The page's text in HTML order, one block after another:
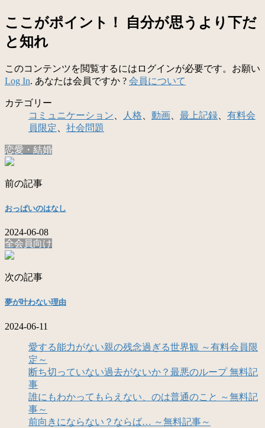
ここがポイント！ 自分が思うより下だ
と知れ
このコンテンツを閲覧するにはログインが必要です。お願い
Log In. あなたは会員ですか ? 会員について
カテゴリー
コミュニケーション
人格 動画 最上記録
有料会
員限定
社会問題
恋愛・結婚
前の記事
おっぱいのはなし
2024-06-08
全会員向け
次の記事
夢が叶わない理由
2024-06-11
愛する能力がない親の残念過ぎる世界観 ～有料会員限
定～
断ち切っていない過去がないか？最悪のループ 無料記
事
誰にもわかってもらえない、のは普通のこと ～無料記
事～
前向きにならない？ならば… ～無料記事～